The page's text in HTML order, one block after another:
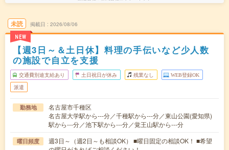
未読
NEW
掲載日 2026/08/06
【週3日～＆土日休】料理の手伝いなど少人数
の施設で自立を支援
交通費別途支給あり 土日祝日が休み 残業なし WEB登録OK
派遣
勤務地
名古屋市千種区
名古屋大学駅から---分／千種駅から---分／東山公園(愛知県)
駅から---分／池下駅から---分／覚王山駅から---分
曜日頻度
週3日～（週2日～も相談OK） ■曜日固定の相談OK！ ■希望